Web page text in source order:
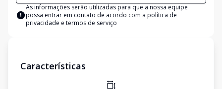
As informações serão utilizadas para que a nossa equipe
possa entrar em contato de acordo com a política de
privacidade e termos de serviço
Características